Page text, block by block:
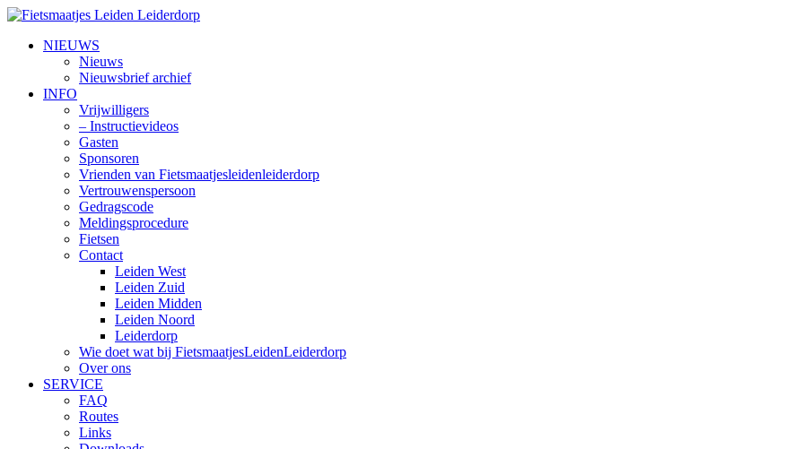
NIEUWS
Nieuws
Nieuwsbrief archief
INFO
Vrijwilligers
– Instructievideos
Gasten
Sponsoren
Vrienden van Fietsmaatjesleidenleiderdorp
Vertrouwenspersoon
Gedragscode
Meldingsprocedure
Fietsen
Contact
Leiden West
Leiden Zuid
Leiden Midden
Leiden Noord
Leiderdorp
Wie doet wat bij FietsmaatjesLeidenLeiderdorp
Over ons
SERVICE
FAQ
Routes
Links